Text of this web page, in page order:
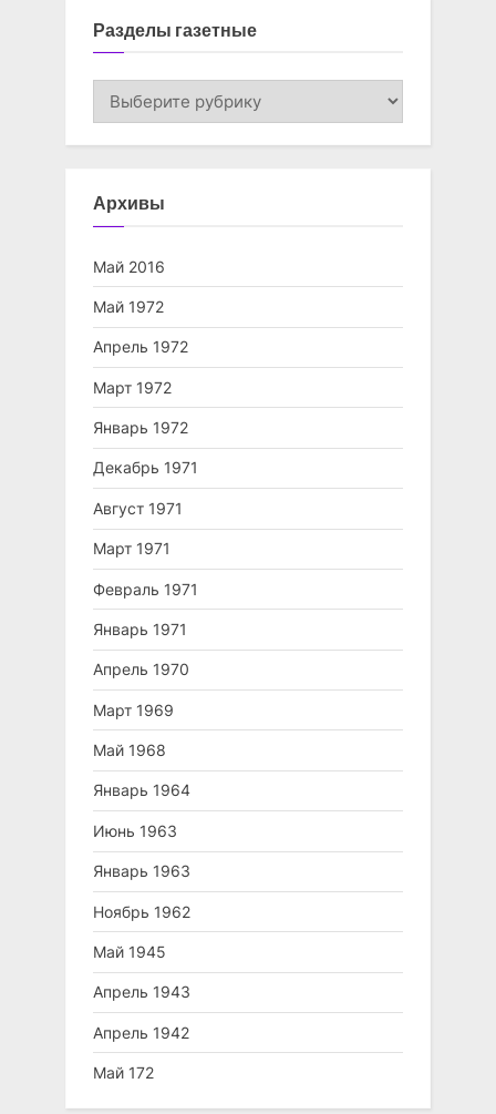
Разделы газетные
Разделы
Архивы
Май 2016
Май 1972
Апрель 1972
Март 1972
Январь 1972
Декабрь 1971
Август 1971
Март 1971
Февраль 1971
Январь 1971
Апрель 1970
Март 1969
Май 1968
Январь 1964
Июнь 1963
Январь 1963
Ноябрь 1962
Май 1945
Апрель 1943
Апрель 1942
Май 172